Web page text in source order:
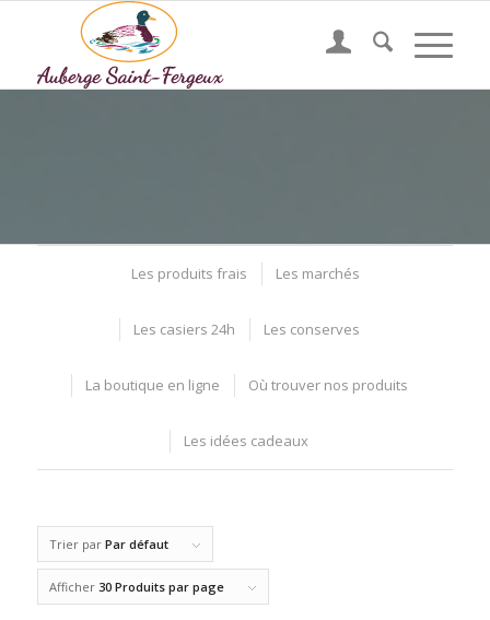
Les produits frais Les marchés
Les casiers 24h Les conserves
La boutique en ligne Où trouver nos produits
Les idées cadeaux
Trier par Par défaut
Afficher 30 Produits par page